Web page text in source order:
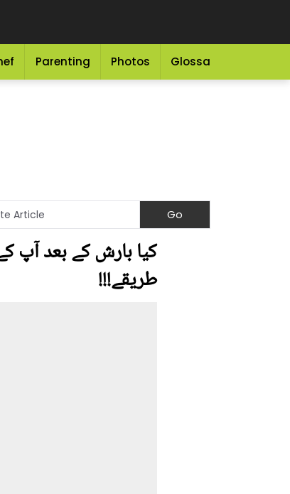
Parenting Photos Glossary
کیا بارش کے بعد آپ
طریقے!!!